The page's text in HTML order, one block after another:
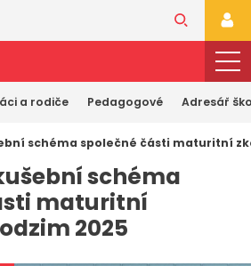
a rodiče Pedagogové Adresář
schéma společné části maturitní
schéma
maturitní
2025